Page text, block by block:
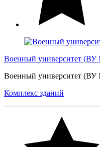
Военный университет
Военный университет
Комплекс зданий